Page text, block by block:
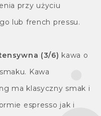
przy użyciu
lub french pressu.
(3/6) kawa o
Kawa
ma klasyczny smak i
espresso jak i